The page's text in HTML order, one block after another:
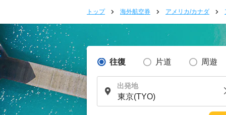
トップ 海外航空券 アメリカ/カナダ
往復 片道 周遊
出発地